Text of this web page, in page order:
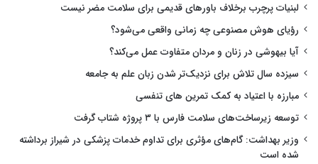
لبنیات پرچرب برخلاف باورهای قدیمی برای سلامت مضر نیست
رؤیای هوش مصنوعی چه زمانی واقعی می‌شود؟
آیا بیهوشی در زنان و مردان متفاوت عمل می‌کند؟
سیزده سال تلاش برای نزدیک‌تر شدن زبان علم به جامعه
مبارزه با اعتیاد به کمک تمرین های تنفسی
توسعه زیرساخت‌های سلامت فارس با ۳ پروژه شتاب گرفت
وزیر بهداشت: گام‌های مؤثری برای تداوم خدمات پزشکی در شیراز برداشته
شده است